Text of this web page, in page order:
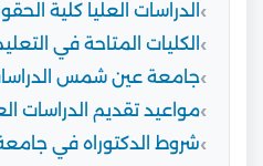
الدراسات العليا كلية
الكليات المتاحة في
جامعة عين شمس
مواعيد تقديم الدراسات
شروط الدكتوراه في